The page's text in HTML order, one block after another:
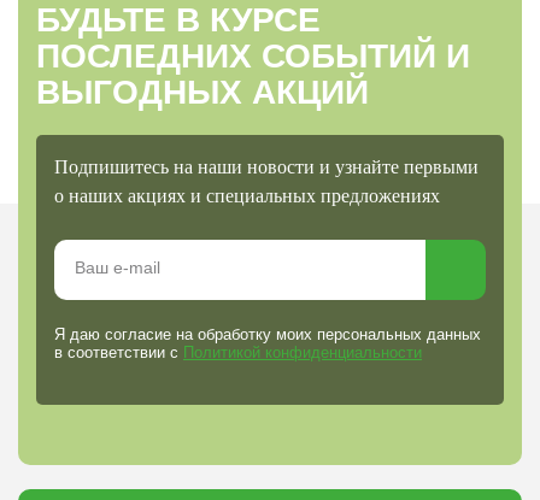
БУДЬТЕ В КУРСЕ
ПОСЛЕДНИХ СОБЫТИЙ И
ВЫГОДНЫХ АКЦИЙ
Подпишитесь на наши новости и узнайте первыми
о наших акциях и специальных предложениях
Я даю согласие на обработку моих персональных данных
в соответствии с Политикой конфиденциальности